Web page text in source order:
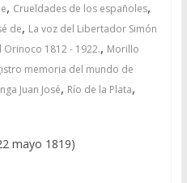
, Crueldades de los españoles,
de, La voz del Libertador Simón
1812 - 1922., Morillo
memoria del mundo de
Juan José, Río de la Plata,
mayo 1819)